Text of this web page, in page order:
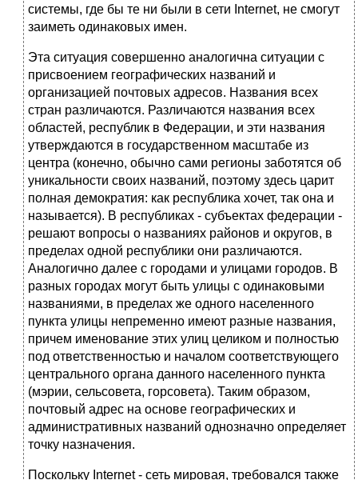
системы, где бы те ни были в сети Internet, не смогут
заиметь одинаковых имен.
Эта ситуация совершенно аналогична ситуации с
присвоением географических названий и
организацией почтовых адресов. Названия всех
стран различаются. Различаются названия всех
областей, республик в Федерации, и эти названия
утверждаются в государственном масштабе из
центра (конечно, обычно сами регионы заботятся об
уникальности своих названий, поэтому здесь царит
полная демократия: как республика хочет, так она и
называется). В республиках - субъектах федерации -
решают вопросы о названиях районов и округов, в
пределах одной республики они различаются.
Аналогично далее с городами и улицами городов. В
разных городах могут быть улицы с одинаковыми
названиями, в пределах же одного населенного
пункта улицы непременно имеют разные названия,
причем именование этих улиц целиком и полностью
под ответственностью и началом соответствующего
центрального органа данного населенного пункта
(мэрии, сельсовета, горсовета). Таким образом,
почтовый адрес на основе географических и
административных названий однозначно определяет
точку назначения.
Поскольку Internet - сеть мировая, требовался также